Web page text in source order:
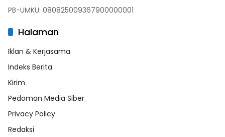
PB-UMKU: 080825009367900000001
Halaman
Iklan & Kerjasama
Indeks Berita
Kirim
Pedoman Media Siber
Privacy Policy
Redaksi